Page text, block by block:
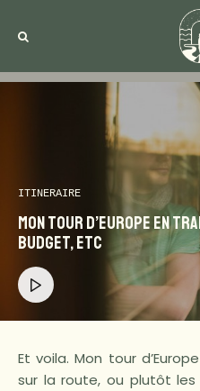
ITINERAIRE
Mon Tour d’Europe en
budget, etc
Et voila. Mon tour
sur la route, ou plutôt